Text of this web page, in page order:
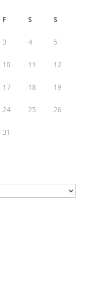
F S S
3 4 5
10 11 12
17 18 19
24 25 26
31